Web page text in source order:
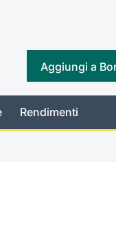
Aggiungi a
Rendimenti